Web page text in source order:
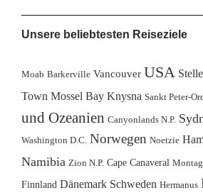
Unsere beliebtesten Reiseziele
Moab Barkerville Vancouver USA
Town Mossel Bay Knysna Sankt Peter-
und Ozeanien Canyonlands N.P.
Washington D.C. Norwegen Noetzie
Namibia Zion N.P. Cape Canaveral
Finnland Dänemark Schweden Hermanus